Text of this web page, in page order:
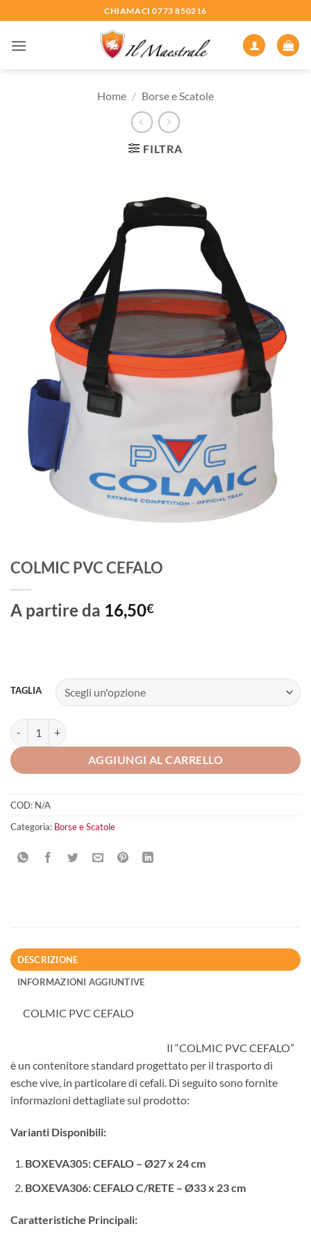
ai
contenuti
CHIAMACI 0773 850216
Home / Borse e Scatole
FILTRA
COLMIC PVC CEFALO
A partire da 16,50€
TAGLIA
COLMIC PVC CEFALO quantità
AGGIUNGI AL CARRELLO
COD: N/A
Categoria: Borse e Scatole
DESCRIZIONE
INFORMAZIONI AGGIUNTIVE
COLMIC PVC CEFALO
Il “COLMIC PVC CEFALO”
è un contenitore standard progettato per il trasporto di
esche vive, in particolare di cefali. Di seguito sono fornite
informazioni dettagliate sul prodotto:
Varianti Disponibili:
BOXEVA305: CEFALO – Ø27 x 24 cm
BOXEVA306: CEFALO C/RETE – Ø33 x 23 cm
Caratteristiche Principali: